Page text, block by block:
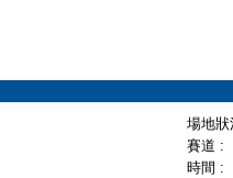
場地
賽道 :
時間 :